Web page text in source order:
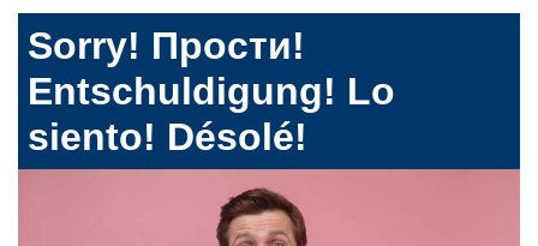
Sorry! Прости!
Entschuldigung! Lo
siento! Désolé!